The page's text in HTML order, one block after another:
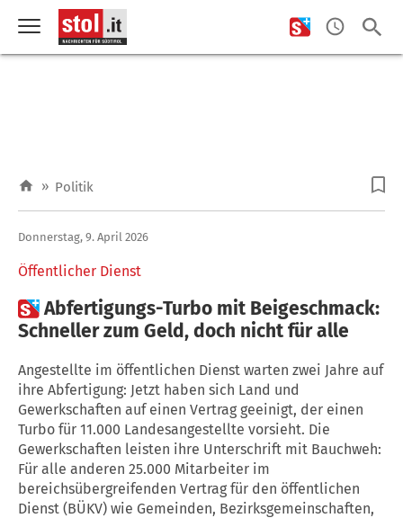
» Politik
Öffentlicher Dienst
Donnerstag, 9. April 2026
Abfertigungs-Turbo mit Beigeschmack:
Schneller zum Geld, doch nicht für alle
Angestellte im öffentlichen Dienst warten zwei Jahre auf
ihre Abfertigung: Jetzt haben sich Land und
Gewerkschaften auf einen Vertrag geeinigt, der einen
Turbo für 11.000 Landesangestellte vorsieht. Die
Gewerkschaften leisten ihre Unterschrift mit Bauchweh:
Für alle anderen 25.000 Mitarbeiter im
bereichsübergreifenden Vertrag für den öffentlichen
Dienst (BÜKV) wie Gemeinden, Bezirksgemeinschaften,